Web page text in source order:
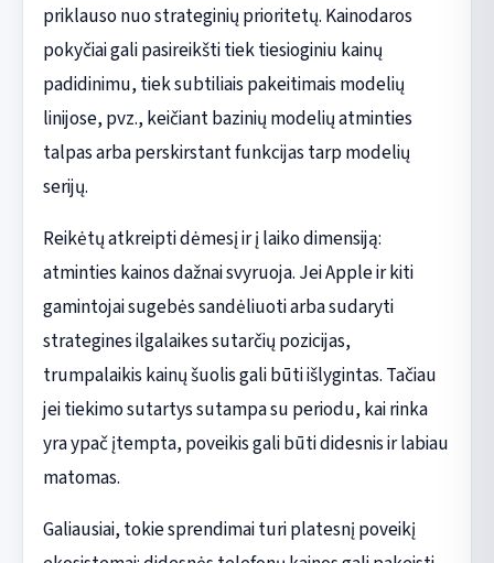
priklauso nuo strateginių prioritetų. Kainodaros
pokyčiai gali pasireikšti tiek tiesioginiu kainų
padidinimu, tiek subtiliais pakeitimais modelių
linijose, pvz., keičiant bazinių modelių atminties
talpas arba perskirstant funkcijas tarp modelių
serijų.
Reikėtų atkreipti dėmesį ir į laiko dimensiją:
atminties kainos dažnai svyruoja. Jei Apple ir kiti
gamintojai sugebės sandėliuoti arba sudaryti
strategines ilgalaikes sutarčių pozicijas,
trumpalaikis kainų šuolis gali būti išlygintas. Tačiau
jei tiekimo sutartys sutampa su periodu, kai rinka
yra ypač įtempta, poveikis gali būti didesnis ir labiau
matomas.
Galiausiai, tokie sprendimai turi platesnį poveikį